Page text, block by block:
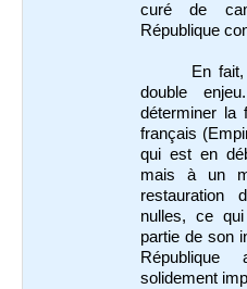
curé de
République
En
double
déterminer la
français
qui est en
mais à un
restauration
nulles, ce
partie de son
République
solidement